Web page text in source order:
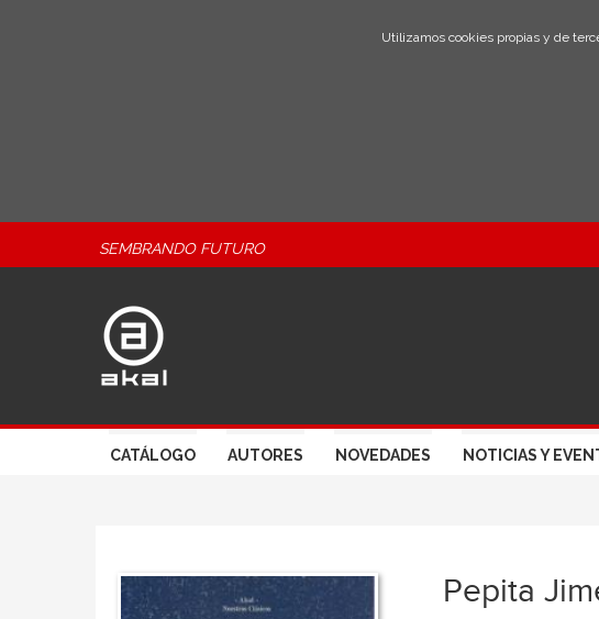
Utilizamos cookies propias y de
SEMBRANDO FUTURO
CATÁLOGO AUTORES NOVEDADES NOTICIAS Y
Pepita